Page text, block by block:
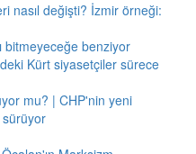
nasıl değişti? İzmir örneği:
bitmeyeceğe benziyor
Kürt siyasetçiler sürece
mu? | CHP'nin yeni